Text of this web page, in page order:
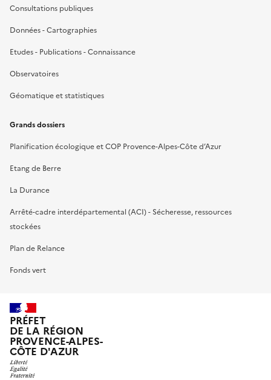
Consultations publiques
Données - Cartographies
Etudes - Publications - Connaissance
Observatoires
Géomatique et statistiques
Grands dossiers
Planification écologique et COP Provence-Alpes-Côte d’Azur
Etang de Berre
La Durance
Arrêté-cadre interdépartemental (ACI) - Sécheresse, ressources
stockées
Plan de Relance
Fonds vert
PRÉFET
DE LA RÉGION
PROVENCE-ALPES-
CÔTE D'AZUR